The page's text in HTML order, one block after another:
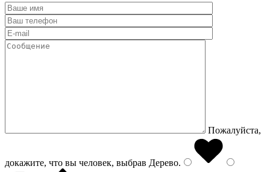
Пожалуйста,
докажите, что вы человек, выбрав Дерево.